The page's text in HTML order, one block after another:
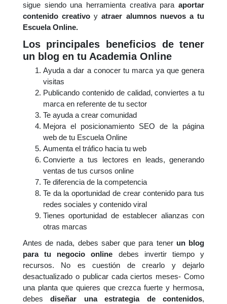
sigue siendo una herramienta creativa paraaportar
contenido creativo yatraer alumnos nuevos a tu
Escuela Online.
Los principales beneficios de tener
un blog en tu Academia Online
Ayuda a dar a conocer tu marca ya que genera
visitas
Publicando contenido de calidad, conviertes a tu
marca en referente de tu sector
Te ayuda a crear comunidad
Mejora el posicionamiento SEO de la página
web de tu Escuela Online
Aumenta el tráfico hacia tu web
Convierte a tus lectores en leads, generando
ventas de tus cursos online
Te diferencia de la competencia
Te da la oportunidad de crear contenido para tus
redes sociales y contenido viral
Tienes oportunidad de establecer alianzas con
otras marcas
Antes de nada, debes saber que para tenerun blog
para tu negocio online debes invertir tiempo y
recursos. No es cuestión de crearlo y dejarlo
desactualizado o publicar cada ciertos meses- Como
una planta que quieres que crezca fuerte y hermosa,
debesdiseñar una estrategia de contenidos,